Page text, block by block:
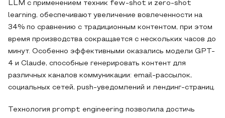
LLM с применением техник few-shot и zero-shot
learning, обеспечивают увеличение вовлеченности на
34% по сравнению с традиционным контентом, при этом
время производства сокращается с нескольких часов до
минут. Особенно эффективными оказались модели GPT-
4 и Claude, способные генерировать контент для
различных каналов коммуникации: email-рассылок,
социальных сетей, push-уведомлений и лендинг-страниц.
Технология prompt engineering позволила достичь